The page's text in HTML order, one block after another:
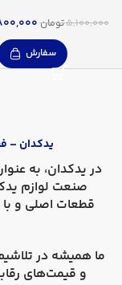
5,100,000تومان
سفارش
یدکدان –
در یدکدان
صنعت لوازم
قطعات اصلی و
ما همیشه در
و قیمت‌های